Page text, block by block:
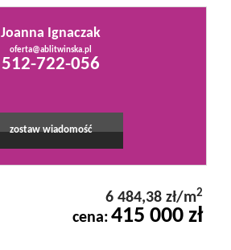
Kontakt
Notatnik
Joanna Ignaczak
oferta@ablitwinska.pl
512-722-056
zostaw wiadomość
6 484,38 zł/m2
cena: 415 000 zł